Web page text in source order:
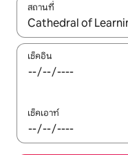
สถานที่
ใช้ลูกศรขึ้นลง หรือใช้ก
เช็คอิน
เช็คเอาท์